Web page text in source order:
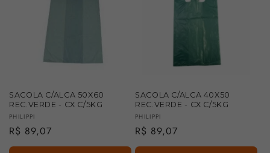
SACOLA C/ALCA 50X60
REC.VERDE - CX C/5KG
Fornecedor:
PHILIPPI
Preço
normal
R$ 89,07
SACOLA C/ALCA 40X50
REC.VERDE - CX C/5KG
Fornecedor:
PHILIPPI
Preço
normal
R$ 89,07